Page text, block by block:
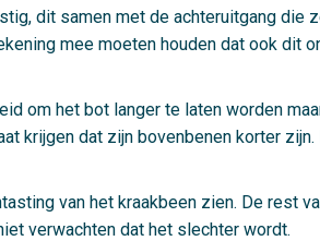
dit samen met de achteruitgang
mee moeten houden dat ook
om het bot langer te laten worden
krijgen dat zijn bovenbenen korter
van het kraakbeen zien. De
verwachten dat het slechter wordt.